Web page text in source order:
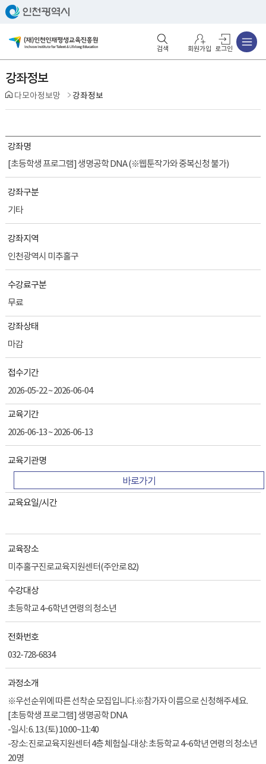
회원가입 로그인
강좌정보
다모아정보망 강좌정보
강좌명
[초등학생 프로그램] 생명공학 DNA (※웹툰작가와 중복신청 불가)
강좌구분
기타
강좌지역
인천광역시 미추홀구
수강료구분
무료
강좌상태
마감
접수기간
2026-05-22 ~ 2026-06-04
교육기간
2026-06-13 ~ 2026-06-13
교육기관명
바로가기
교육요일/시간
교육장소
미추홀구진로교육지원센터(주안로 82)
수강대상
초등학교 4~6학년 연령의 청소년
전화번호
032-728-6834
과정소개
※우선순위에 따른 선착순 모집입니다.※참가자 이름으로 신청해주세요.
[초등학생 프로그램] 생명공학 DNA
-일시: 6. 13.(토) 10:00~11:40
-장소: 진로교육지원센터 4층 체험실-대상: 초등학교 4~6학년 연령의 청소년
20명